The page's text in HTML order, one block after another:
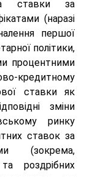
ставки за
(наразі
першої
політики,
процентними
кредитному
ставки як
зміни
ринку
ставок за
(зокрема,
роздрібних